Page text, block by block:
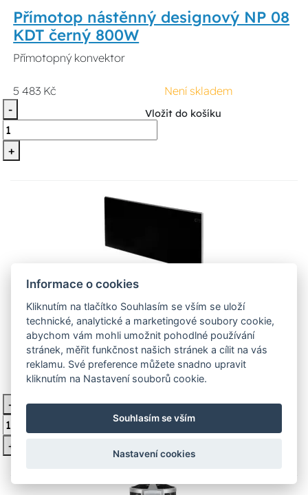
Přímotop nástěnný designový NP 08
KDT černý 800W
Přímotopný konvektor
5 483 Kč
Není skladem
-
+
Vložit do košíku
Přímotop nástěnný designový NP 12
KDT černý 1200W
Přímotopný konvektor
6 098 Kč
Není skladem
-
+
Informace o cookies
Kliknutím na tlačítko Souhlasím se vším se uloží
technické, analytické a marketingové soubory cookie,
abychom vám mohli umožnit pohodlné používání
stránek, měřit funkčnost našich stránek a cílit na vás
reklamu. Své preference můžete snadno upravit
kliknutím na Nastavení souborů cookie.
Souhlasím se vším
Nastavení cookies